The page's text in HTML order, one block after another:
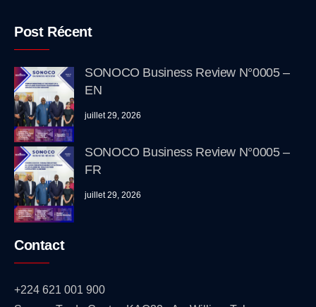
Post Récent
SONOCO Business Review N°0005 –
EN
juillet 29, 2026
SONOCO Business Review N°0005 –
FR
juillet 29, 2026
Contact
+224 621 001 900